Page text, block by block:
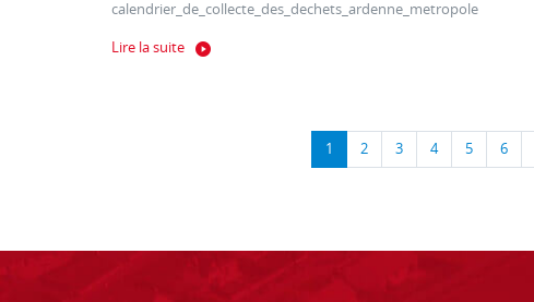
calendrier_de_collecte_des_dechets_ardenne_metropole
Lire la suite
1 2 3 4 5 6